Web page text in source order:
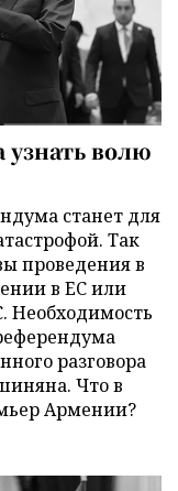
волю
станет для
Так
проведения в
в ЕС или
Необходимость
разговора
Что в
Армении?